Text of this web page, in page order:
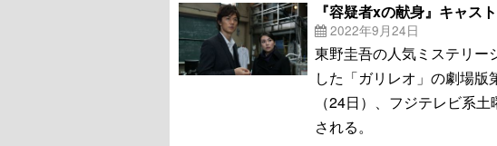
『容疑者xの献身』キャ
2022年9月24日
東野圭吾の人気ミステリー
した「ガリレオ」の劇場
（24日）、フジテレビ系
される。